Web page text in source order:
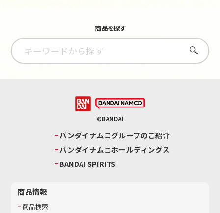
商品を探す
さがす
©BANDAI
バンダイナムコグループのご紹介
バンダイナムコホールディングス
BANDAI SPIRITS
商品情報
商品検索